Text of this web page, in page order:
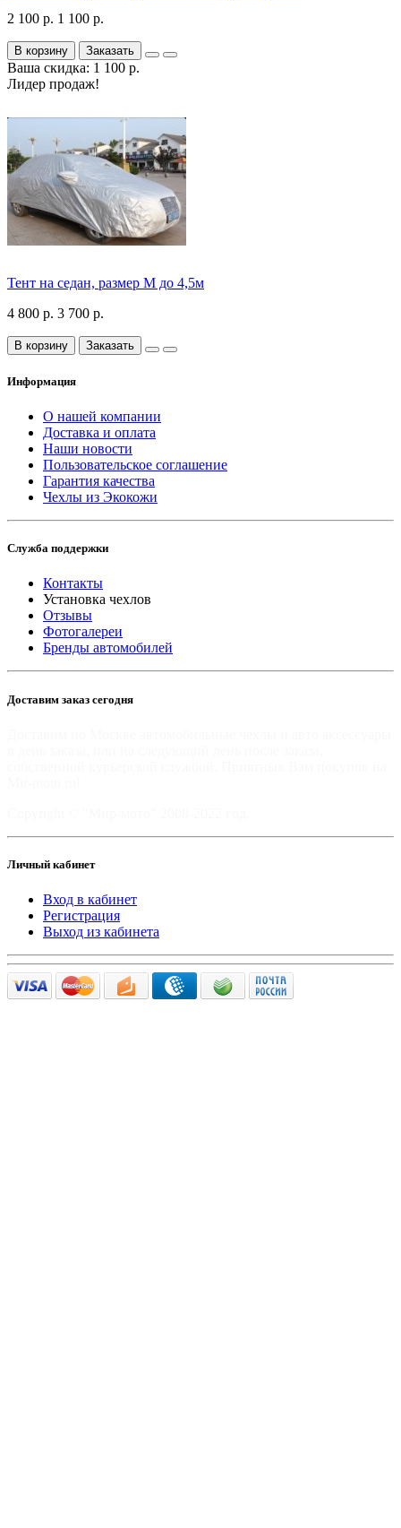
2 100 р. 1 100 р.
В корзину Заказать
Ваша скидка: 1 100 р.
Лидер продаж!
Тент на седан, размер М до 4,5м
4 800 р. 3 700 р.
В корзину Заказать
Информация
О нашей компании
Доставка и оплата
Наши новости
Пользовательское соглашение
Гарантия качества
Чехлы из Экокожи
Служба поддержки
Контакты
Установка чехлов
Отзывы
Фотогалереи
Бренды автомобилей
Доставим заказ сегодня
Личный кабинет
Вход в кабинет
Регистрация
Выход из кабинета